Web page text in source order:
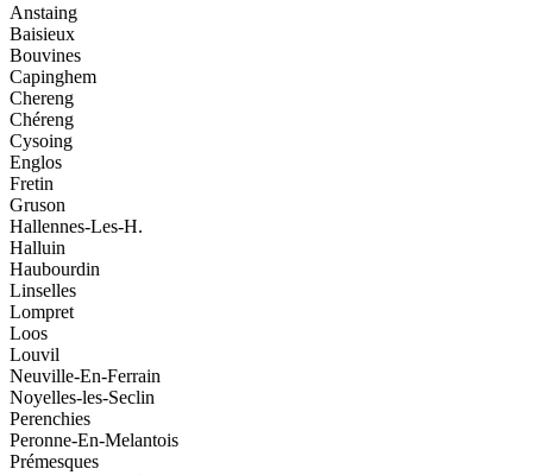
Anstaing
Baisieux
Bouvines
Capinghem
Chereng
Chéreng
Cysoing
Englos
Fretin
Gruson
Hallennes-Les-H.
Halluin
Haubourdin
Linselles
Lompret
Loos
Louvil
Neuville-En-Ferrain
Noyelles-les-Seclin
Perenchies
Peronne-En-Melantois
Prémesques